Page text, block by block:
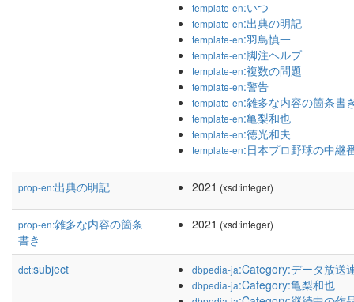
template-en:いつ
template-en:出典の明記
template-en:羽鳥慎一
template-en:脚注ヘルプ
template-en:複数の問題
template-en:警告
template-en:雑多な内容の箇条書
template-en:亀梨和也
template-en:徳光和夫
template-en:日本プロ野球の中継
prop-en:出典の明記 2021 (xsd:integer)
prop-en:雑多な内容の箇条
書き
2021 (xsd:integer)
dct:subject dbpedia-ja:Category:データ放送
dbpedia-ja:Category:亀梨和也